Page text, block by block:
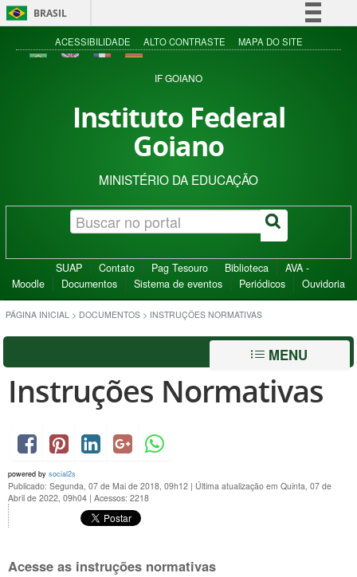
BRASIL
Simplifique!
Acesso à informação
ACESSIBILIDADE ALTO CONTRASTE MAPA DO SITE
IF GOIANO
Instituto Federal
Goiano
MINISTÉRIO DA EDUCAÇÃO
SUAP Contato Pag Tesouro Biblioteca
AVA -
Moodle
Documentos Sistema de eventos Periódicos Ouvidoria
PÁGINA INICIAL > DOCUMENTOS > INSTRUÇÕES NORMATIVAS
MENU
Instruções Normativas
powered by social2s
Publicado: Segunda, 07 de Mai de 2018, 09h12 | Última atualização em Quinta, 07 de
Abril de 2022, 09h04 | Acessos: 2218
Acesse as instruções normativas